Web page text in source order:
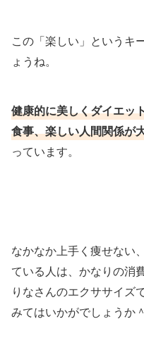
この「楽しい」というキ
ょうね。
健康的に美しくダイエッ
食事、楽しい人間関係が
っています。
なかなか上手く痩せない
ている人は、かなりの消
りなさんのエクササイズ
みてはいかがでしょうか